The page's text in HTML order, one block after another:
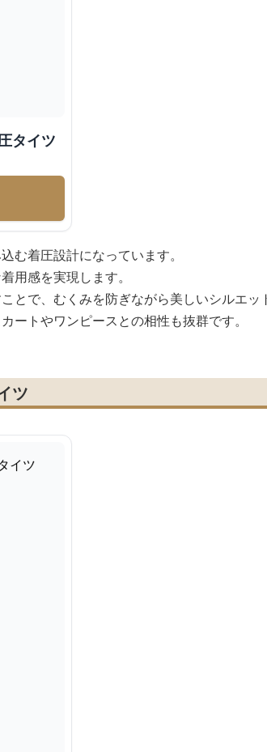
タイツ
む着圧設計になっています。
用感を実現します。
とで、むくみを防ぎながら美しいシルエッ
ートやワンピースとの相性も抜群です。
ツ